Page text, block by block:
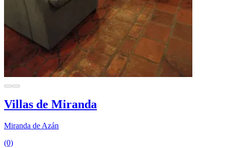
Villas de Miranda
Miranda de Azán
(0)